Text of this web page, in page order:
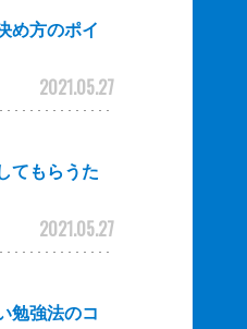
め方のポイ
2021.05.27
てもらうた
2021.05.27
勉強法のコ